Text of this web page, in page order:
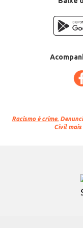
Racismo é crime.
Civil